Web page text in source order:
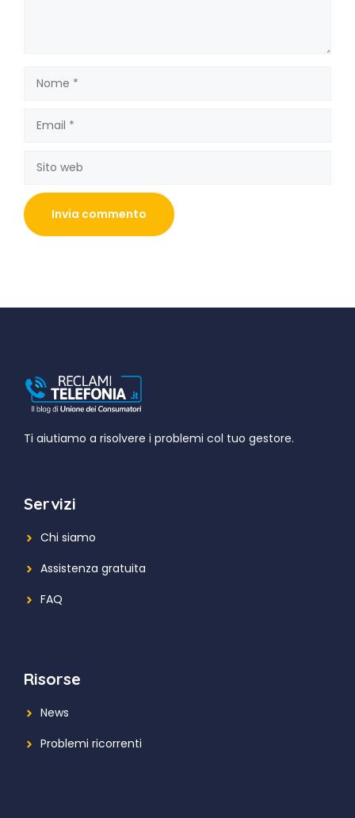
web
Ti aiutiamo a risolvere i problemi col tuo gestore.
Servizi
Chi siamo
Assistenza gratuita
FAQ
Risorse
News
Problemi ricorrenti